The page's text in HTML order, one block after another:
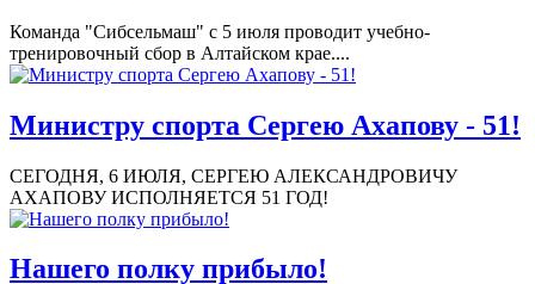
Команда "Сибсельмаш" с 5 июля проводит учебно-
тренировочный сбор в Алтайском крае....
Министру спорта Сергею Ахапову - 51!
СЕГОДНЯ, 6 ИЮЛЯ, СЕРГЕЮ АЛЕКСАНДРОВИЧУ
АХАПОВУ ИСПОЛНЯЕТСЯ 51 ГОД!
Нашего полку прибыло!